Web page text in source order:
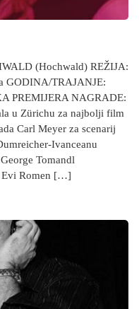
(Hochwald) REŽIJA:
GODINA/TRAJANJE:
PREMIJERA NAGRADE:
u Zürichu za najbolji film
Carl Meyer za scenarij
Ivanceanu
Tomandl
Evi Romen […]